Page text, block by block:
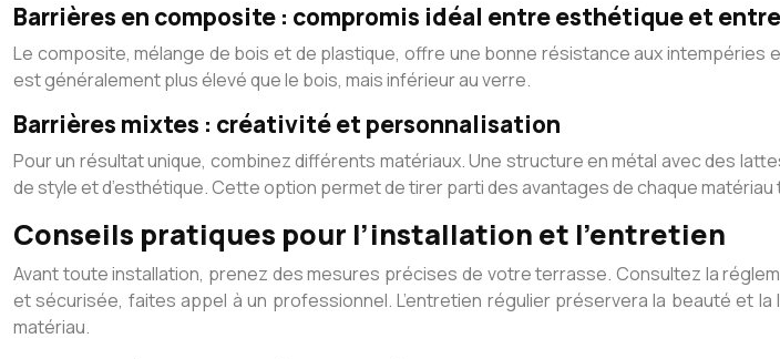
Barrières en composite : compromis idéal entre esthétique et
Le composite, mélange de bois et de plastique, offre une bonne résistance aux intempéries
est généralement plus élevé que le bois, mais inférieur au verre.
Barrières mixtes : créativité et personnalisation
Pour un résultat unique, combinez différents matériaux. Une structure en métal avec des
de style et d’esthétique. Cette option permet de tirer parti des avantages de chaque
Conseils pratiques pour l’installation et l’entretien
Avant toute installation, prenez des mesures précises de votre terrasse. Consultez la
et sécurisée, faites appel à un professionnel. L’entretien régulier préservera la beauté et
matériau.